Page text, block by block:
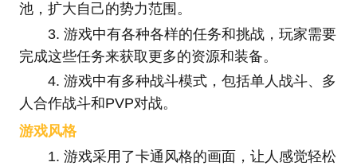
池，扩大自己的势力范围。
3. 游戏中有各种各样的任务和挑战，玩家需要
完成这些任务来获取更多的资源和装备。
4. 游戏中有多种战斗模式，包括单人战斗、多
人合作战斗和PVP对战。
游戏风格
1. 游戏采用了卡通风格的画面，让人感觉轻松